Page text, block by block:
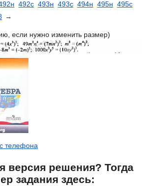
492с 493н 493с 494н 495н 495с
→
если нужно изменить размер)
телефона
версия решения? Тогда
задания здесь: